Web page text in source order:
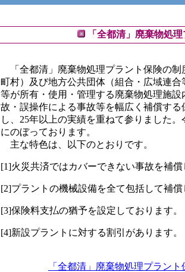
「全都清」廃棄物処
「全都清」廃棄物処理プラント保険の制
町村）及び地方公共団体（組合・広域連
等が所有・使用・管理する廃棄物処理施
故・誤操作による事故等を幅広く補償する
し、25年以上の実績を重ねて参りました
にのぼっております。
主な特色は、以下のとおりです。
[1]火災共済ではカバーできない事故を補償
[2]プラントの機械設備を全て包括して補償
[3]保険料支払の猶予を設定しております。
[4]新設プラントに対する割引があります。
「全都清」廃棄物処理プラント